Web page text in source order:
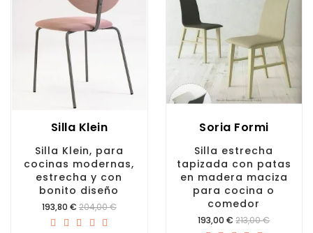
Silla Klein
Silla Klein, para
cocinas modernas,
estrecha y con
bonito diseño
Precio
193,80 € 204,00 €
Soria Formi
Silla estrecha
tapizada con patas
en madera maciza
para cocina o
comedor
Precio
193,00 € 213,00 €